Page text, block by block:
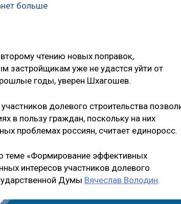
больше
чтению новых поправок,
застройщикам уже не удастся уйти от
годы, уверен Шхагошев.
долевого строительства
в пользу граждан, поскольку на них
проблемах россиян, считает единоросс.
теме «Формирование эффективных
интересов участников долевого
Думы Вячеслав Володин.